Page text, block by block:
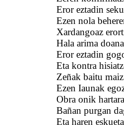
Eror eztadin
Ezen nola
Xardangoaz
Hala arima
Eror eztadin
Eta kontra
Zeñak baitu
Ezen Iaunak
Obra onik
Bañan purgan
Eta haren